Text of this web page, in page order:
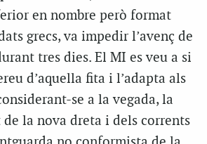
en nombre però format
grecs, va impedir l’avenç de
tres dies. El MI es veu a si
d’aquella fita i l’adapta als
se a la vegada, la
la nova dreta i dels corrents